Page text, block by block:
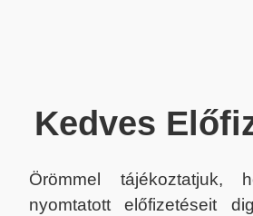
Kedves
Örömmel tájékoztatjuk,
nyomtatott előfizetéseit